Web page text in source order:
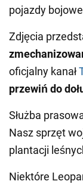
pojazdy
Zdjęcia
oficjalny kanał
przewiń do
Służba
Nasz sprzęt
plantacji
Niektóre